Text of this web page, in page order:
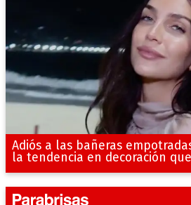
Adiós a las bañeras
la tendencia en decoración